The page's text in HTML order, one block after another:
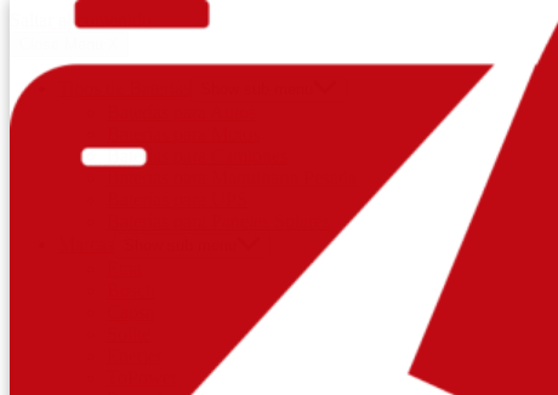
Saltar al contenido
Baterías para Camiones